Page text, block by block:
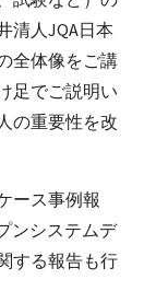
清人JQA日本
全体像をご講
足でご説明い
の重要性を改
ース事例報
ンシステムデ
する報告も行